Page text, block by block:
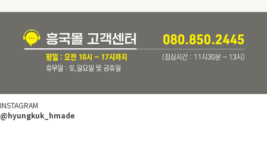
INSTAGRAM
@hyungkuk_hmade